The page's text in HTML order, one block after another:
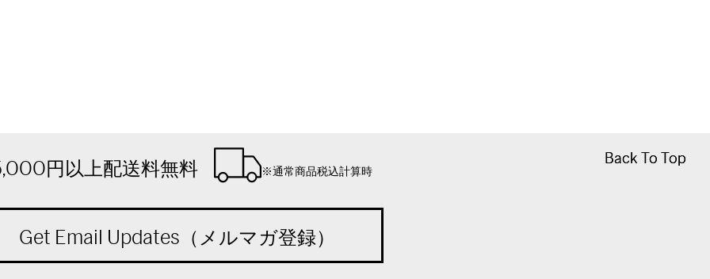
Back To Top
Back To Top
円以上配送料無料 ※通常商品税込計算時
Get Email Updates（メルマガ登録）